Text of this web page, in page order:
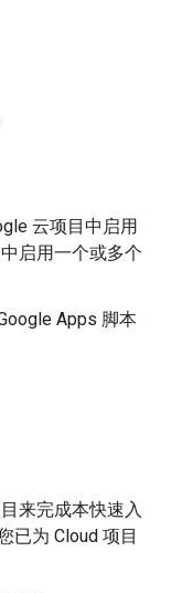
云项目中启用
启用一个或多个
Apps 脚本
来完成本快速入
已为 Cloud 项目